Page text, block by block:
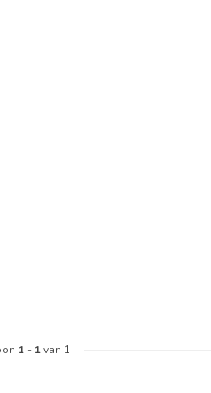
1 - 1van 1